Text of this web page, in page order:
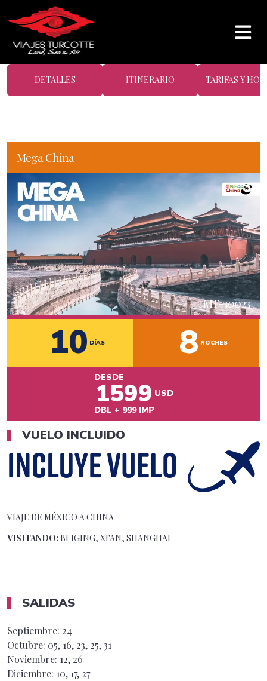
DETALLES ITINERARIO TARIFAS Y
Mega China
MT-30023
10 DÍAS 8 NOCHES
DESDE
1599
DBL + 999IMP
USD
VUELO INCLUIDO
VIAJE DE MÉXICO ACHINA
VISITANDO: BEIGING, XI'AN, SHANGHAI
SALIDAS
Septiembre: 24
Octubre: 05, 16, 23, 25, 31
Noviembre: 12, 26
Diciembre: 10, 17, 27